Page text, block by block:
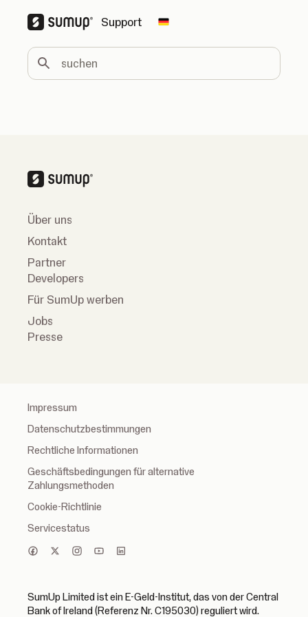
Support Change country
suchen
Über uns
Kontakt
Partner
Developers
Für SumUp werben
Jobs
Presse
Impressum
Datenschutzbestimmungen
Rechtliche Informationen
Geschäftsbedingungen für alternative
Zahlungsmethoden
Cookie-Richtlinie
Servicestatus
SumUp Limited ist ein E-Geld-Institut, das von der Central
Bank of Ireland (Referenz Nr. C195030) reguliert wird.